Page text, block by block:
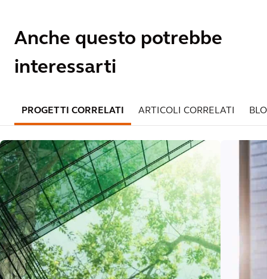
Anche questo potrebbe
interessarti
PROGETTI CORRELATI ARTICOLI CORRELATI